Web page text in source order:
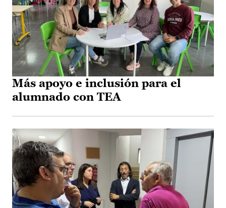
Más apoyo e inclusión para el
alumnado con TEA